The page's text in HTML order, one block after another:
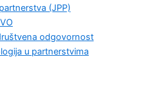
(JPP)
odgovornost
u partnerstvima